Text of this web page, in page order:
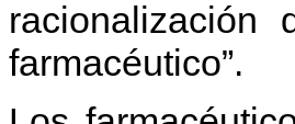
farmacéutico”.